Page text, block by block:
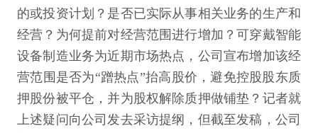
的或投资计划？是否已实际从事相关业务的生产和
经营？为何提前对经营范围进行增加？可穿戴智能
设备制造业务为近期市场热点，公司宣布增加该经
营范围是否为“蹭热点”抬高股价，避免控股股东质
押股份被平仓，并为股权解除质押做铺垫？记者就
上述疑问向公司发去采访提纲，但截至发稿，公司